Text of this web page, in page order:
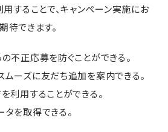
用することで、キャンペーン実施にお
待できます。
不正応募を防ぐことができる。
ーズに友だち追加を案内できる。
利用することができる。
を取得できる。